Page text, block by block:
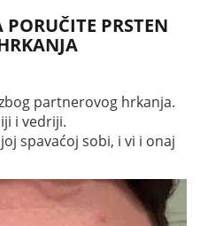
PRSTEN
partnerovog hrkanja.
i vedriji.
spavaćoj sobi, i vi i onaj